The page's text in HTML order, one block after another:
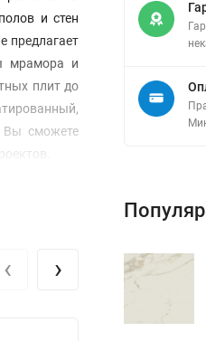
и стен
предлагает
мрамора и
плит до
Вы сможете
‹ ›